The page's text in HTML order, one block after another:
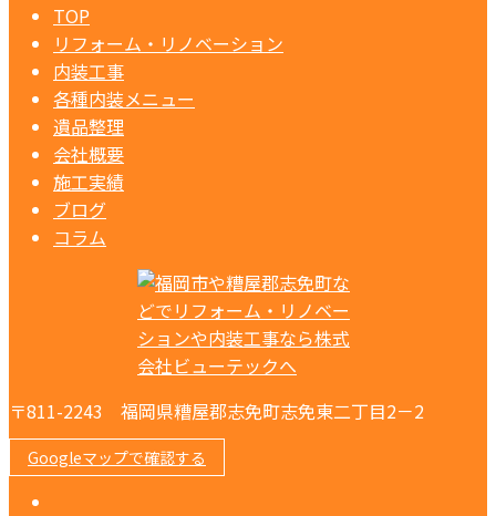
TOP
リフォーム・リノベーション
内装工事
各種内装メニュー
遺品整理
会社概要
施工実績
ブログ
コラム
〒811-2243 福岡県糟屋郡志免町志免東二丁目2－2
Googleマップで確認する